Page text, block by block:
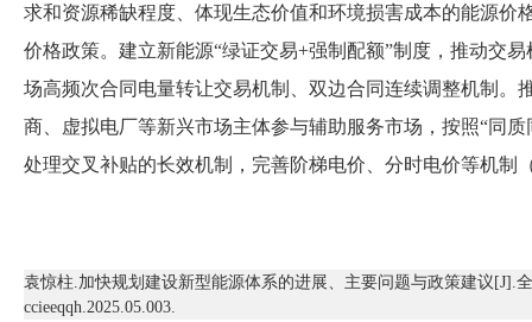
求和资源稀缺程度、体现生态价值和环境损害成本的能源价
价格政策。建立新能源“绿证交易+强制配额”制度，推动交
场高频次合同电量转让交易机制、双边合同连续调整机制。
商、虚拟电厂等新兴市场主体参与辅助服务市场，按照“同
处理交叉补贴的长效机制，完善阶梯电价、分时电价等机制
袁惊柱.加快规划建设新型能源体系的进展、主要问题与政策建议[J].
ccieeqqh.2025.05.003.